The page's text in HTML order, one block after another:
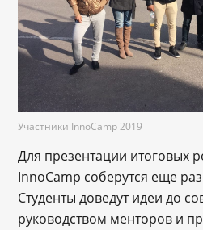
Участники InnoCamp 2019
Для презентации итоговых
InnoCamp соберутся еще
Студенты доведут идеи до
руководством менторов и